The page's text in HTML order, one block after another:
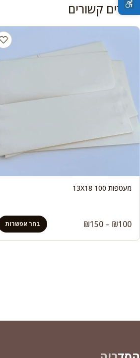
מוצרים קשורים
מעטפות 100 13X18
₪100
–
₪150 בחר אפשרות